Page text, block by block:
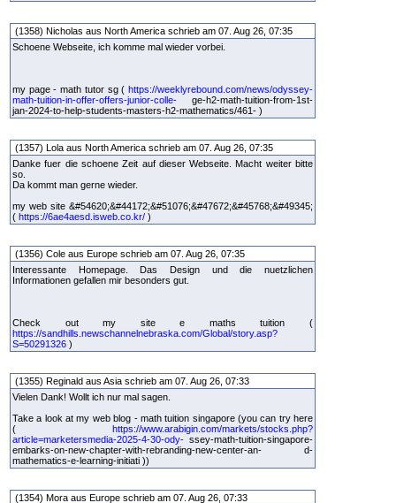
(1358) Nicholas aus North America schrieb am 07. Aug 26, 07:35
Schoene Webseite, ich komme mal wieder vorbei.
my page - math tutor sg ( https://weeklyrebound.com/news/odyssey-
math-tuition-in-offer-offers-junior-colle- ge-h2-math-tuition-from-1st-
jan-2024-to-help-students-masters-h2-mathematics/461- )
(1357) Lola aus North America schrieb am 07. Aug 26, 07:35
Danke fuer die schoene Zeit auf dieser Webseite. Macht weiter bitte
so.
Da kommt man gerne wieder.
my web site &#54620;&#44172;&#51076;&#47672;&#45768;&#49345;
( https://6ae4aesd.isweb.co.kr/ )
(1356) Cole aus Europe schrieb am 07. Aug 26, 07:35
Interessante Homepage. Das Design und die nuetzlichen
Informationen gefallen mir besonders gut.
Check out my site e maths tuition (
https://sandhills.newschannelnebraska.com/Global/story.asp?
S=50291326 )
(1355) Reginald aus Asia schrieb am 07. Aug 26, 07:33
Vielen Dank! Wollt ich nur mal sagen.
Take a look at my web blog - math tuition singapore (you can try here
( https://www.arabigin.com/markets/stocks.php?
article=marketersmedia-2025-4-30-ody- ssey-math-tuition-singapore-
embarks-on-new-chapter-with-rebranding-new-center-an- d-
mathematics-e-learning-initiati ))
(1354) Mora aus Europe schrieb am 07. Aug 26, 07:33